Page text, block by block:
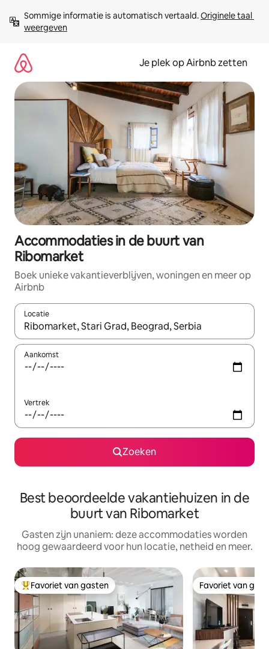
direct
naar
Sommige informatie is automatisch vertaald. Originele taal
weergeven
Je plek op Airbnb zetten
Accommodaties in de buurt van
Ribomarket
Boek unieke vakantieverblijven, woningen en meer op
Airbnb
Locatie
Wanneer er resultaten beschikbaar zijn, maak je een keuze
Aankomst
Vertrek
Zoeken
Best beoordeelde vakantiehuizen in de
buurt van Ribomarket
Gasten zijn unaniem: deze accommodaties worden
hoog gewaardeerd voor hun locatie, netheid en meer.
Topfavoriet van gasten
Favoriet van gasten Favoriet van
Favoriet van